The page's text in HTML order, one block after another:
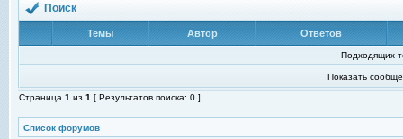
Поиск
Темы Автор Ответов
Подходящих
Показать
Страница 1 из 1 [ Результатов поиска: 0 ]
Список форумов